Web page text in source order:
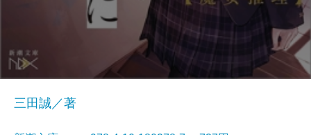
三田誠／著